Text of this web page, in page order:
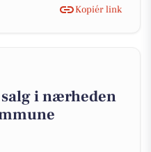
Kopiér link
i nærheden